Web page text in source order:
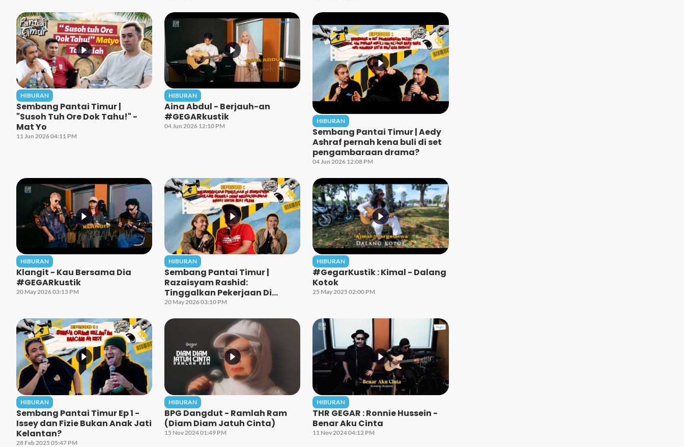
HIBURAN
Sembang Pantai Timur |
"Susoh Tuh Ore Dok Tahu!" -
Mat Yo
11 Jun 2026 04:11 PM
HIBURAN
Aina Abdul - Berjauh-an
#GEGARkustik
04 Jun 2026 12:10 PM
HIBURAN
Sembang Pantai Timur | Aedy
Ashraf pernah kena buli di set
pengambaraan drama?
04 Jun 2026 12:08 PM
HIBURAN
Klangit - Kau Bersama Dia
#GEGARkustik
20 May 2026 03:13 PM
HIBURAN
Sembang Pantai Timur |
Razaisyam Rashid:
Tinggalkan Pekerjaan Di
Singapura Untuk Kejar Cita
20 May 2026 03:10 PM
HIBURAN
#GegarKustik : Kimal - Dalang
Kotok
25 May 2025 02:00 PM
HIBURAN
Sembang Pantai Timur Ep 1 -
Issey dan Fizie Bukan Anak Jati
Kelantan?
28 Feb 2025 05:47 PM
HIBURAN
BPG Dangdut - Ramlah Ram
(Diam Diam Jatuh Cinta)
15 Nov 2024 01:49 PM
HIBURAN
THR GEGAR : Ronnie Hussein -
Benar Aku Cinta
11 Nov 2024 04:12 PM